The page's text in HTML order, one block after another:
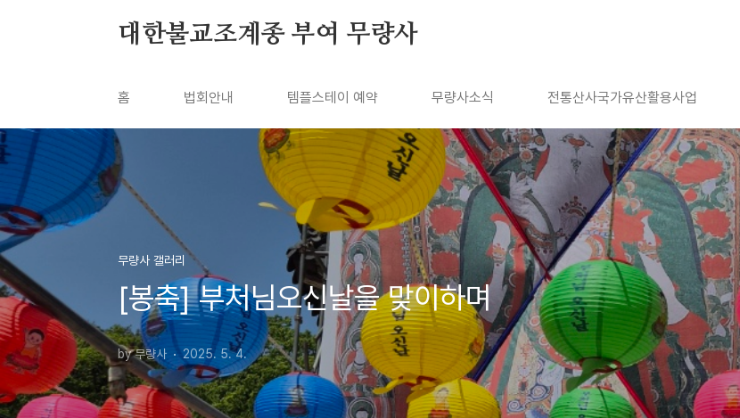
대한불교조계종 부여 무량사
홈 법회안내 템플스테이 예약 무량사소식 전통산사국가유산활용사업
무량사 갤러리
[봉축] 부처님오신날을 맞이하며
by 무량사 2025. 5. 4.